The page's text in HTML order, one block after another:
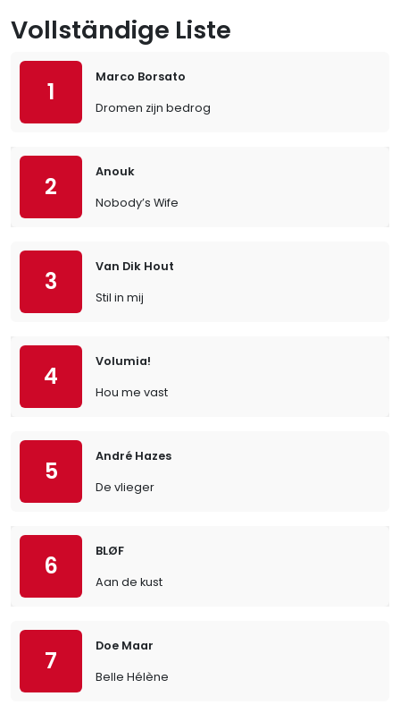
Vollständige Liste
1
Marco Borsato
Dromen zijn bedrog
2
Anouk
Nobody’s Wife
3
Van Dik Hout
Stil in mij
4
Volumia!
Hou me vast
5
André Hazes
De vlieger
6
BLØF
Aan de kust
7
Doe Maar
Belle Hélène